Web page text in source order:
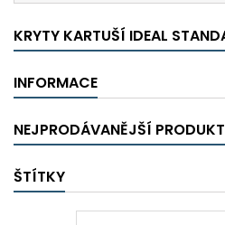
KRYTY KARTUŠÍ IDEAL
INFORMACE
NEJPRODÁVANĚJŠÍ
ŠTÍTKY